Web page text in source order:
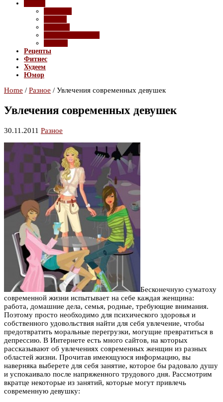
Рецепты
Фитнес
Худеем
Юмор
Home / Разное / Увлечения современных девушек
Увлечения современных девушек
30.11.2011 Разное
Бесконечную суматоху
современной жизни испытывает на себе каждая женщина:
работа, домашние дела, семья, родные, требующие внимания.
Поэтому просто необходимо для психического здоровья и
собственного удовольствия найти для себя увлечение, чтобы
предотвратить моральные перегрузки, могущие превратиться в
депрессию. В Интернете есть много сайтов, на которых
рассказывают об увлечениях современных женщин из разных
областей жизни. Прочитав имеющуюся информацию, вы
наверняка выберете для себя занятие, которое бы радовало душу
и успокаивало после напряженного трудового дня. Рассмотрим
вкратце некоторые из занятий, которые могут привлечь
современную девушку: